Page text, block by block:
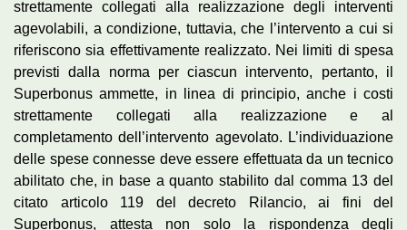
strettamente collegati alla realizzazione degli interventi
agevolabili, a condizione, tuttavia, che l’intervento a cui si
riferiscono sia effettivamente realizzato. Nei limiti di spesa
previsti dalla norma per ciascun intervento, pertanto, il
Superbonus ammette, in linea di principio, anche i costi
strettamente collegati alla realizzazione e al
completamento dell’intervento agevolato. L’individuazione
delle spese connesse deve essere effettuata da un tecnico
abilitato che, in base a quanto stabilito dal comma 13 del
citato articolo 119 del decreto Rilancio, ai fini del
Superbonus, attesta non solo la rispondenza degli